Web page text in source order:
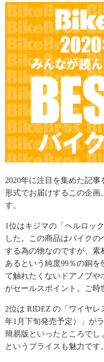
2020年に注目を集めた記
形式でお届けするこの企
す。
1位はキジマの「ヘルロッ
した。この商品はバイクの
する為の物なのですが、
あるという純度99％の銅
て触れたくないドアノブ
がセールスポイント。ご時
2位は RIDEZ の「ワイヤ
年1月下旬発売予定）」が
簡易版といったところでし
というプライスも魅力です。